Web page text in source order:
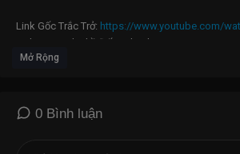
Link Gốc Trắc Trở: https://www.youtube.com/
Link Goc Anh Thề Đấy - Thanh Hưng |
https://www.youtube.com/
LINK GỐC CHỈ LÀ KHÔNG CÙNG NHAU :
https://
Mở Rộng
0 Bình luận